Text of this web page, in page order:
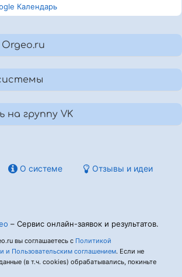
Календарь
на группу VK
О системе Отзывы и идеи
– Сервис онлайн-заявок и результатов.
вы соглашаетесь с Политикой
и Пользовательским соглашением. Если не
(в т.ч. cookies) обрабатывались, покиньте